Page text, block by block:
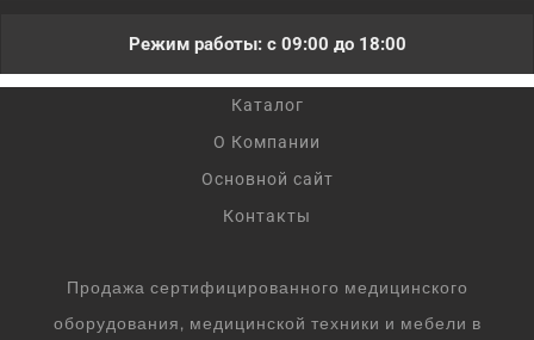
Режим работы: с 09:00 до 18:00
Каталог
О Компании
Основной сайт
Контакты
Продажа сертифицированного медицинского
оборудования, медицинской техники и мебели в